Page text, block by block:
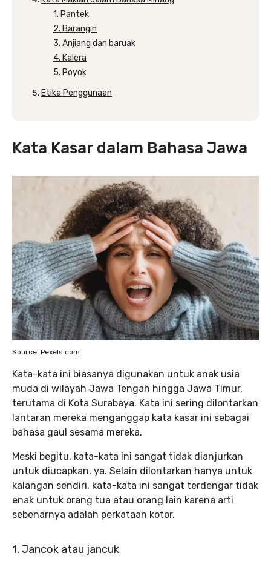
1. Pantek
2. Barangin
3. Anjiang dan baruak
4. Kalera
5. Poyok
Etika Penggunaan
Kata Kasar dalam Bahasa Jawa
Source: Pexels.com
Kata-kata ini biasanya digunakan untuk anak usia
muda di wilayah Jawa Tengah hingga Jawa Timur,
terutama di Kota Surabaya. Kata ini sering dilontarkan
lantaran mereka menganggap kata kasar ini sebagai
bahasa gaul sesama mereka.
Meski begitu, kata-kata ini sangat tidak dianjurkan
untuk diucapkan, ya. Selain dilontarkan hanya untuk
kalangan sendiri, kata-kata ini sangat terdengar tidak
enak untuk orang tua atau orang lain karena arti
sebenarnya adalah perkataan kotor.
1. Jancok atau jancuk